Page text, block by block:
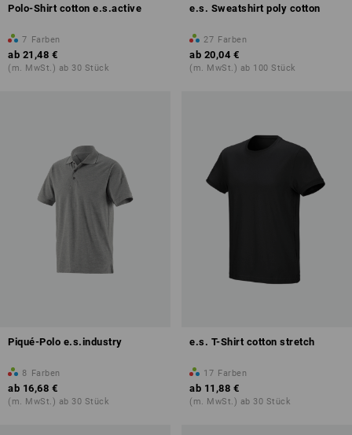
Polo-Shirt cotton e.s.active
7 Farben
ab 21,48 €
(m. MwSt.) ab 30 Stück
e.s. Sweatshirt poly cotton
27 Farben
ab 20,04 €
(m. MwSt.) ab 100 Stück
Piqué-Polo e.s.industry
8 Farben
ab 16,68 €
(m. MwSt.) ab 30 Stück
e.s. T-Shirt cotton stretch
17 Farben
ab 11,88 €
(m. MwSt.) ab 30 Stück